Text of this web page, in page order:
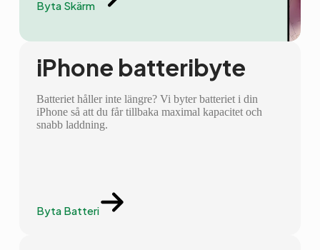
Byta Skärm
iPhone batteribyte
Batteriet håller inte längre? Vi byter batteriet i din
iPhone så att du får tillbaka maximal kapacitet och
snabb laddning.
Byta Batteri